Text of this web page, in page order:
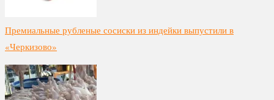
Премиальные рубленые сосиски из индейки выпустили в
«Черкизово»